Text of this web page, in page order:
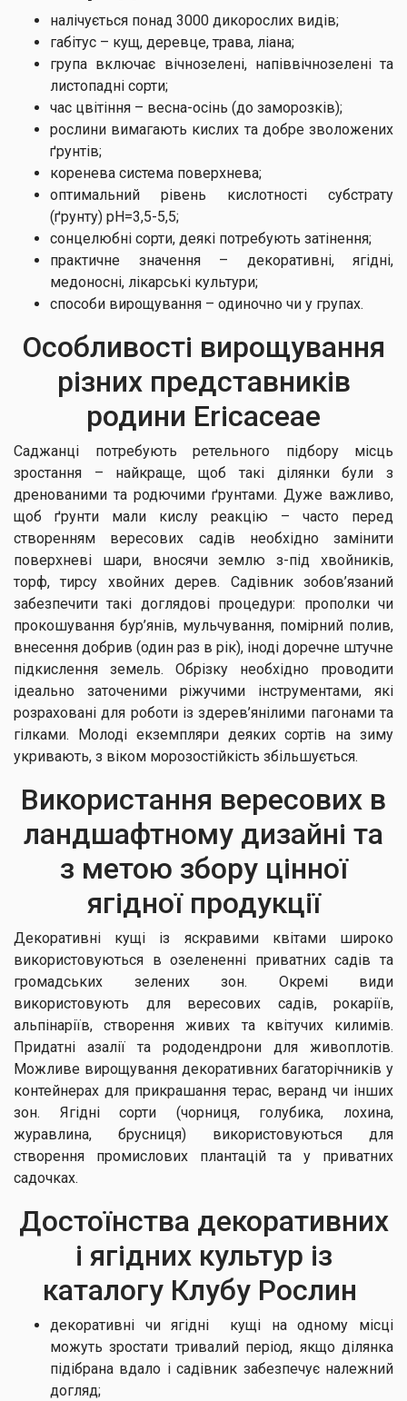
налічується понад 3000 дикорослих видів;
габітус – кущ, деревце, трава, ліана;
група включає вічнозелені, напіввічнозелені та
листопадні сорти;
час цвітіння – весна-осінь (до заморозків);
рослини вимагають кислих та добре зволожених
ґрунтів;
коренева система поверхнева;
оптимальний рівень кислотності субстрату
(ґрунту) рН=3,5-5,5;
сонцелюбні сорти, деякі потребують затінення;
практичне значення – декоративні, ягідні,
медоносні, лікарські культури;
способи вирощування – одиночно чи у групах.
Особливості вирощування
різних представників
родини Ericaceae
Саджанці потребують ретельного підбору місць
зростання – найкраще, щоб такі ділянки були з
дренованими та родючими ґрунтами. Дуже важливо,
щоб ґрунти мали кислу реакцію – часто перед
створенням вересових садів необхідно замінити
поверхневі шари, вносячи землю з-під хвойників,
торф, тирсу хвойних дерев. Садівник зобов’язаний
забезпечити такі доглядові процедури: прополки чи
прокошування бур’янів, мульчування, помірний полив,
внесення добрив (один раз в рік), іноді доречне штучне
підкислення земель. Обрізку необхідно проводити
ідеально заточеними ріжучими інструментами, які
розраховані для роботи із здерев’янілими пагонами та
гілками. Молоді екземпляри деяких сортів на зиму
укривають, з віком морозостійкість збільшується.
Використання вересових в
ландшафтному дизайні та
з метою збору цінної
ягідної продукції
Декоративні кущі із яскравими квітами широко
використовуються в озелененні приватних садів та
громадських зелених зон. Окремі види
використовують для вересових садів, рокаріїв,
альпінаріїв, створення живих та квітучих килимів.
Придатні азалії та рододендрони для живоплотів.
Можливе вирощування декоративних багаторічників у
контейнерах для прикрашання терас, веранд чи інших
зон. Ягідні сорти (чорниця, голубика, лохина,
журавлина, брусниця) використовуються для
створення промислових плантацій та у приватних
садочках.
Достоїнства декоративних
і ягідних культур із
каталогу Клубу Рослин
декоративні чи ягідні кущі на одному місці
можуть зростати тривалий період, якщо ділянка
підібрана вдало і садівник забезпечує належний
догляд;